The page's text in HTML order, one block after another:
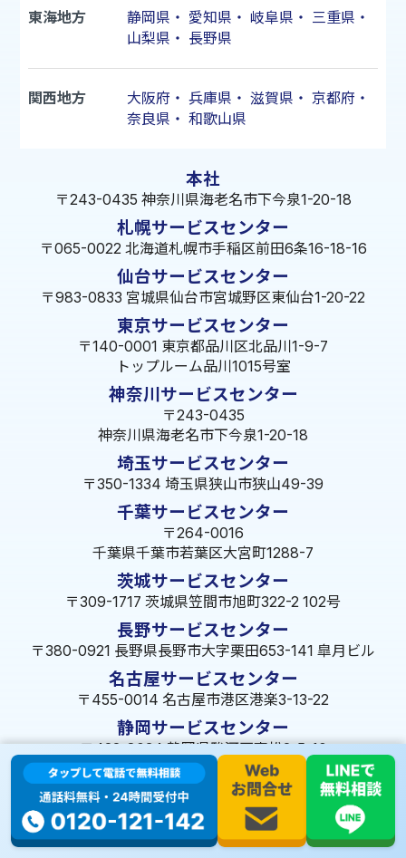
東海地方 静岡県 ・ 愛知県 ・ 岐阜県 ・ 三重県 ・
山梨県 ・ 長野県
関西地方 大阪府 ・ 兵庫県 ・ 滋賀県 ・ 京都府 ・
奈良県 ・ 和歌山県
本社
〒243-0435 神奈川県海老名市下今泉1-20-18
札幌サービスセンター
〒065-0022 北海道札幌市手稲区前田6条16-18-16
仙台サービスセンター
〒983-0833 宮城県仙台市宮城野区東仙台1-20-22
東京サービスセンター
〒140-0001 東京都品川区北品川1-9-7
トップルーム品川1015号室
神奈川サービスセンター
〒243-0435
神奈川県海老名市下今泉1-20-18
埼玉サービスセンター
〒350-1334 埼玉県狭山市狭山49-39
千葉サービスセンター
〒264-0016
千葉県千葉市若葉区大宮町1288-7
茨城サービスセンター
〒309-1717 茨城県笠間市旭町322-2 102号
長野サービスセンター
〒380-0921 長野県長野市大字栗田653-141 皐月ビル
名古屋サービスセンター
〒455-0014 名古屋市港区港楽3-13-22
静岡サービスセンター
〒422-8034 静岡県駿河区高松2-5-10
大阪サービスセンター
〒547-0001 大阪府大阪市平野区加美北5-13-8
広島サービスセンター
〒720-2410